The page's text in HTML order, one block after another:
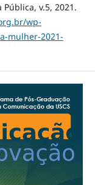
v.5, 2021.
wp-
mulher-2021-